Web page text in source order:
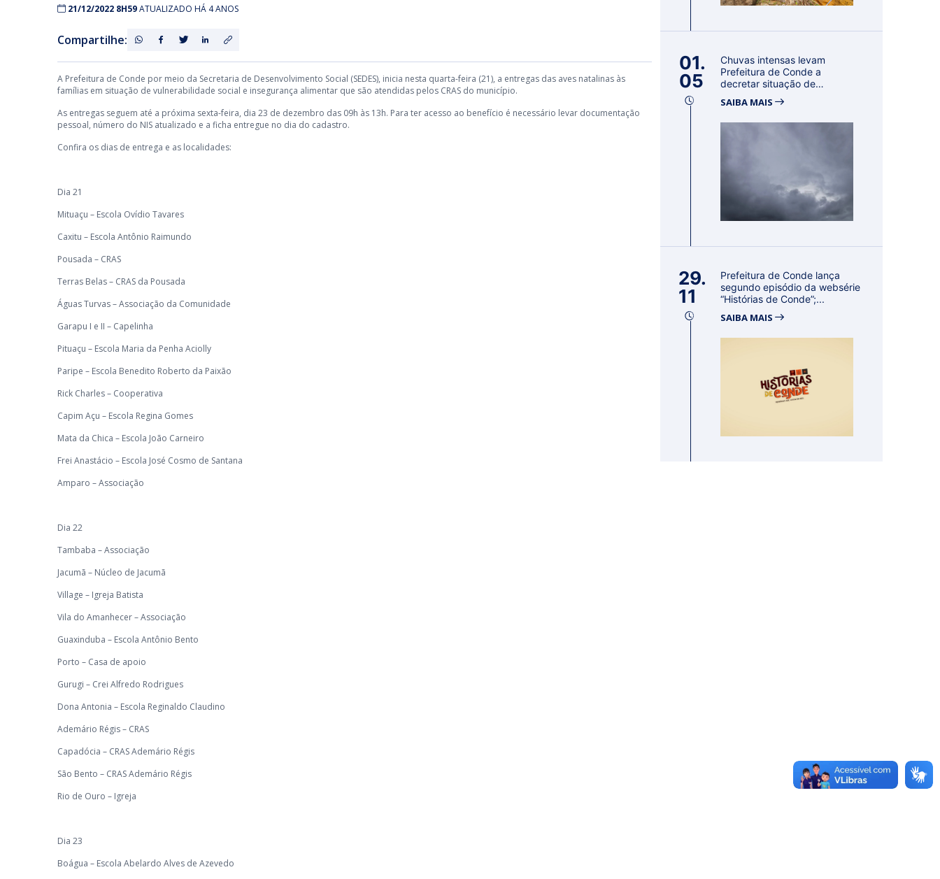
21/12/2022 8H59ATUALIZADO HÁ 4 ANOS
Compartilhe:
A Prefeitura de Conde por meio da Secretaria de Desenvolvimento Social (SEDES), inicia nesta quarta-feira (21), a entregas das aves natalinas às
famílias em situação de vulnerabilidade social e insegurança alimentar que são atendidas pelos CRAS do município.
As entregas seguem até a próxima sexta-feira, dia 23 de dezembro das 09h às 13h. Para ter acesso ao benefício é necessário levar documentação
pessoal, número do NIS atualizado e a ficha entregue no dia do cadastro.
Confira os dias de entrega e as localidades:
Dia 21
Mituaçu – Escola Ovídio Tavares
Caxitu – Escola Antônio Raimundo
Pousada – CRAS
Terras Belas – CRAS da Pousada
Águas Turvas – Associação da Comunidade
Garapu I e II – Capelinha
Pituaçu – Escola Maria da Penha Aciolly
Paripe – Escola Benedito Roberto da Paixão
Rick Charles – Cooperativa
Capim Açu – Escola Regina Gomes
Mata da Chica – Escola João Carneiro
Frei Anastácio – Escola José Cosmo de Santana
Amparo – Associação
Dia 22
Tambaba – Associação
Jacumã – Núcleo de Jacumã
Village – Igreja Batista
Vila do Amanhecer – Associação
Guaxinduba – Escola Antônio Bento
Porto – Casa de apoio
Gurugi – Crei Alfredo Rodrigues
Dona Antonia – Escola Reginaldo Claudino
Ademário Régis – CRAS
Capadócia – CRAS Ademário Régis
São Bento – CRAS Ademário Régis
Rio de Ouro – Igreja
Dia 23
Boágua – Escola Abelardo Alves de Azevedo
01.
05
Chuvas intensas levam
Prefeitura de Conde a
decretar situação de
SAIBA MAIS
29.
11
Prefeitura de Conde lança
segundo episódio da websérie
“Histórias de Conde”;...
SAIBA MAIS